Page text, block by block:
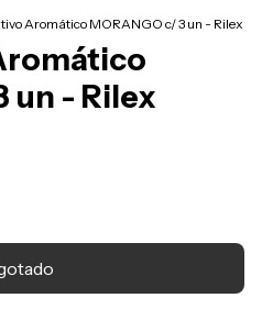
Aromático MORANGO c/ 3 un - Rilex
un - Rilex